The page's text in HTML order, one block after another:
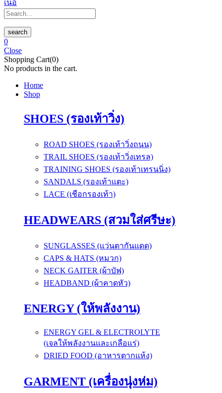
search
0
Close
Shopping Cart(0)
No products in the cart.
Home
Shop
SHOES (รองเท้าวิ่ง)
ROAD SHOES (รองเท้าวิ่งถนน)
TRAIL SHOES (รองเท้าวิ่งเทรล)
TRAINING SHOES (รองเท้าเทรนนิ่ง)
SANDALS (รองเท้าแตะ)
LACE (เชือกรองเท้า)
HEADWEARS (สวมใส่ศรีษะ)
SUNGLASSES (แว่นตากันแดด)
CAPS & HATS (หมวก)
NECK GAITER (ผ้าบัฟ)
HEADBAND (ผ้าคาดหัว)
ENERGY (ให้พลังงาน)
ENERGY GEL & ELECTROLYTE
(เจลให้พลังงานและเกลือแร่)
DRIED FOOD (อาหารตากแห้ง)
GARMENT (เครื่องนุ่งห่ม)